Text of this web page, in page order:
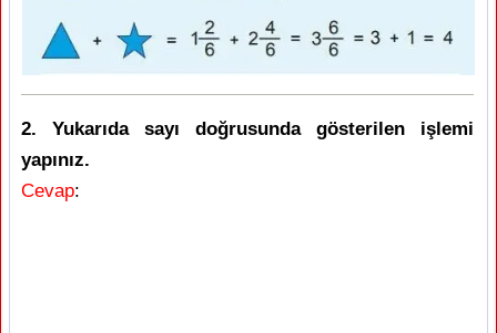
2. Yukarıda sayı doğrusunda gösterilen işlemi
yapınız.
Cevap: